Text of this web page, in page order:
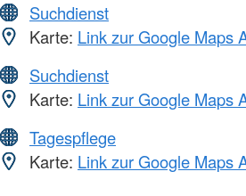
Suchdienst
Karte: Link zur Google Maps
Suchdienst
Karte: Link zur Google Maps
Tagespflege
Karte: Link zur Google Maps